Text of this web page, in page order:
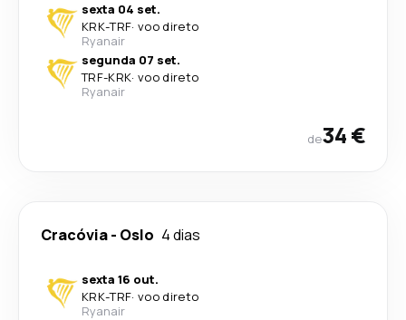
sexta 04 set.
KRK-TRF· voo direto
Ryanair
segunda 07 set.
TRF-KRK· voo direto
Ryanair
de34 €
Cracóvia- Oslo 4 dias
sexta 16 out.
KRK-TRF· voo direto
Ryanair